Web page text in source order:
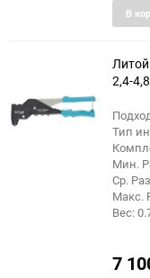
В
2,4-
Тип
Мин.
Ср.
Макс.
Вес:
7